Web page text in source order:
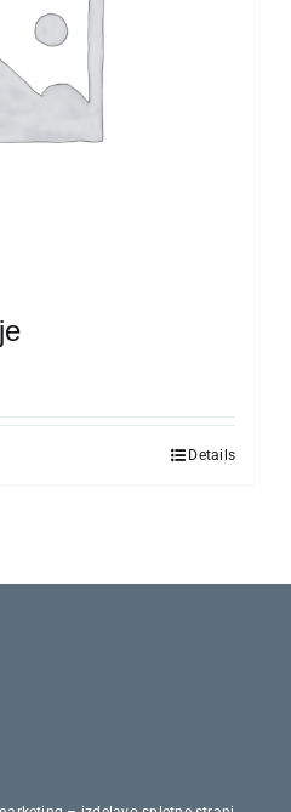
Kariera
O nas
Details